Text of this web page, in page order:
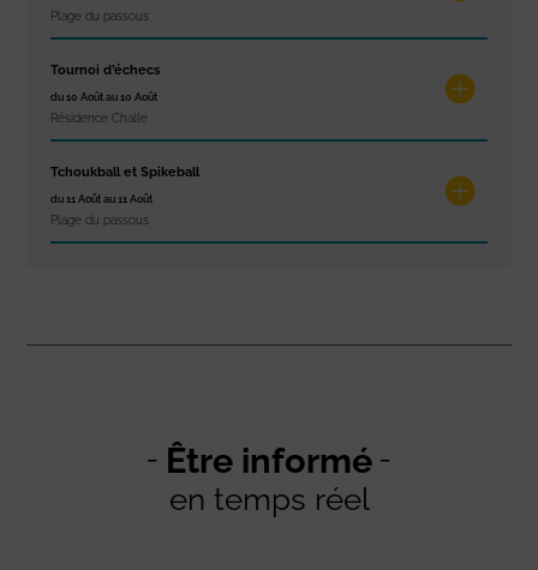
Plage du passous
Tournoi d’échecs
du 10 Août au 10 Août
Résidence Challe
Tchoukball et Spikeball
du 11 Août au 11 Août
Plage du passous
Être informé
en temps réel